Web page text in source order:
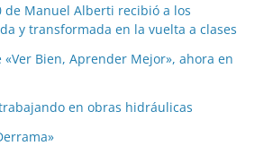
de Manuel Alberti recibió a los
y transformada en la vuelta a clases
Bien, Aprender Mejor», ahora en
en obras hidráulicas